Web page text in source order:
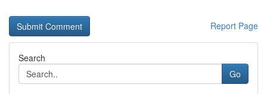
Report Page
Search
Go